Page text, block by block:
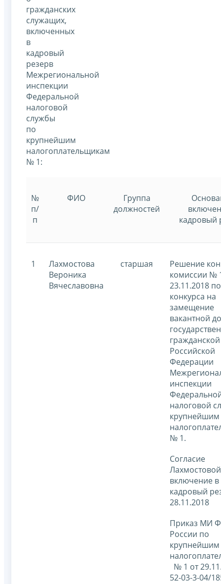
гражданских
служащих,
включенных
в
кадровый
резерв
Межрегиональной
инспекции
Федеральной
налоговой
службы
по
крупнейшим
налогоплательщикам
№ 1:
№
п/
п
ФИО
Группа
должностей
кадровый
1
Лахмостова
Вероника
Вячеславовна
старшая
Решение
комиссии №
23.11.2018
конкурса на
замещение
вакантной
Российской
Федерации
инспекции
налоговой
крупнейшим
№ 1.
Согласие
включение в
кадровый
28.11.2018
Приказ МИ
России по
крупнейшим
№ 1 от
52-03-3-04/